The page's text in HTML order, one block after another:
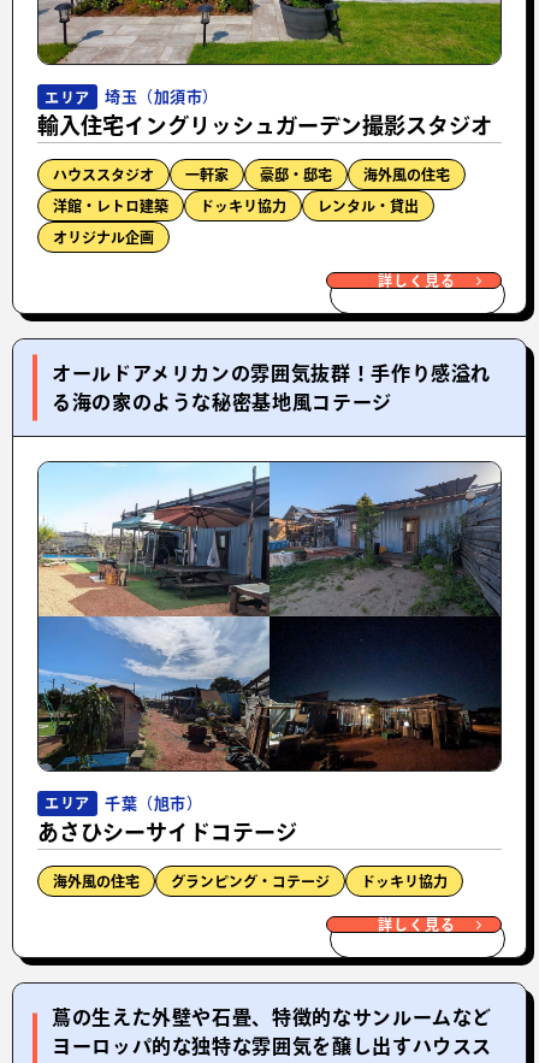
エリア 埼玉（加須市）
輸入住宅イングリッシュガーデン撮影スタジオ
ハウススタジオ 一軒家 豪邸・邸宅 海外風の住宅
洋館・レトロ建築 ドッキリ協力 レンタル・貸出
オリジナル企画
詳しく見る
オールドアメリカンの雰囲気抜群！手作り感溢れ
る海の家のような秘密基地風コテージ
エリア 千葉（旭市）
あさひシーサイドコテージ
海外風の住宅 グランピング・コテージ ドッキリ協力
詳しく見る
蔦の生えた外壁や石畳、特徴的なサンルームなど
ヨーロッパ的な独特な雰囲気を醸し出すハウスス